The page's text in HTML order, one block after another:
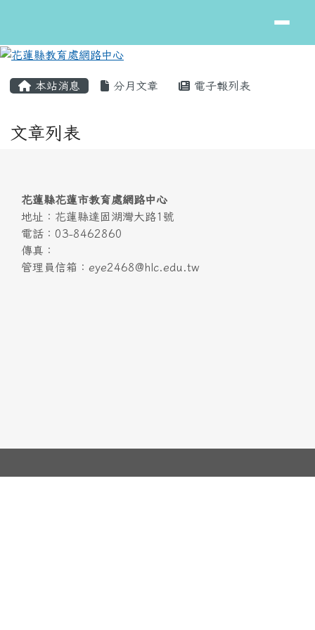
本站消息 分月文章 電子報列表
文章列表
頁尾區域內容
花蓮縣花蓮市教育處網路中心
地址：花蓮縣達固湖灣大路1號
電話：03-8462860
傳真：
管理員信箱：eye2468@hlc.edu.tw